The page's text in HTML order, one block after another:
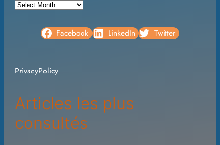
A
v
s
Facebook LinkedIn Twitter
PrivacyPolicy
Articles les plus
consultés